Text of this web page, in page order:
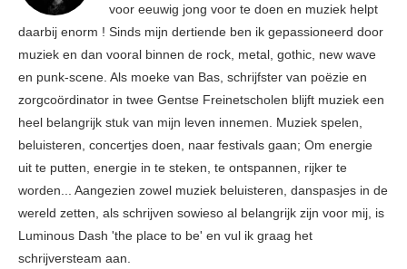
voor eeuwig jong voor te doen en muziek helpt
daarbij enorm ! Sinds mijn dertiende ben ik gepassioneerd door
muziek en dan vooral binnen de rock, metal, gothic, new wave
en punk-scene. Als moeke van Bas, schrijfster van poëzie en
zorgcoördinator in twee Gentse Freinetscholen blijft muziek een
heel belangrijk stuk van mijn leven innemen. Muziek spelen,
beluisteren, concertjes doen, naar festivals gaan; Om energie
uit te putten, energie in te steken, te ontspannen, rijker te
worden... Aangezien zowel muziek beluisteren, danspasjes in de
wereld zetten, als schrijven sowieso al belangrijk zijn voor mij, is
Luminous Dash 'the place to be' en vul ik graag het
schrijversteam aan.